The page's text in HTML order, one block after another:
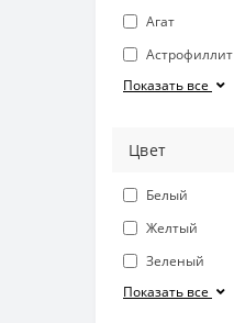
Агат
Астрофиллит
Показать все
Цвет
Белый
Желтый
Зеленый
Показать все